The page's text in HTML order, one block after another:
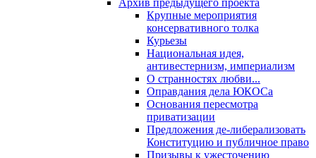
Архив предыдущего проекта
Крупные мероприятия
консервативного толка
Курьезы
Национальная идея,
антивестернизм, империализм
О странностях любви...
Оправдания дела ЮКОСа
Основания пересмотра
приватизации
Предложения де-либерализовать
Конституцию и публичное право
Призывы к ужесточению